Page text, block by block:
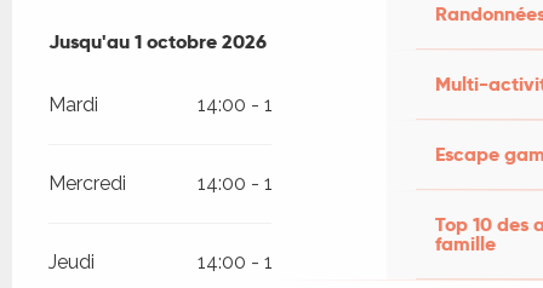
Multi-
Escape
Top 10 des
famille
Du1 juillet 2026au1 octobre 2026
Jusqu'au1 octobre 2026
Mardi 14:00 - 18:00
Mercredi 14:00 - 18:00
Jeudi 14:00 - 18:00